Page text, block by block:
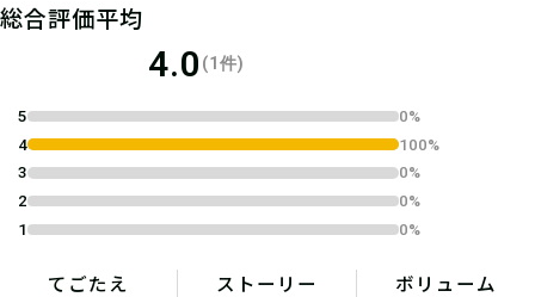
TAKARAPORTでゲット！
う！
総合評価平均
4.0 (1件)
5
0%
4
100%
3
0%
2
0%
1
0%
てごたえ ストーリー ボリューム